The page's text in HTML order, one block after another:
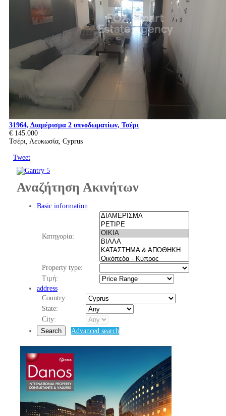
31964, Διαμέρισμα 2 υπνοδωματίων, Τσέρι
€ 145.000
Τσέρι, Λευκωσία, Cyprus
Tweet
Αναζήτηση Ακινήτων
Basic information
Κατηγορία:
Property type:
Τιμή:
address
Country:
State:
City:
Search
Advanced search